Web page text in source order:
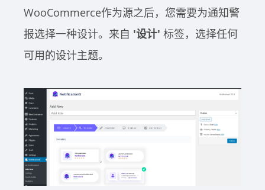
WooCommerce作为源之后，您需要为通知警
报选择一种设计。来自 '设计' 标签，选择任何
可用的设计主题。